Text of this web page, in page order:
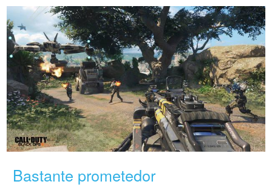
Bastante prometedor